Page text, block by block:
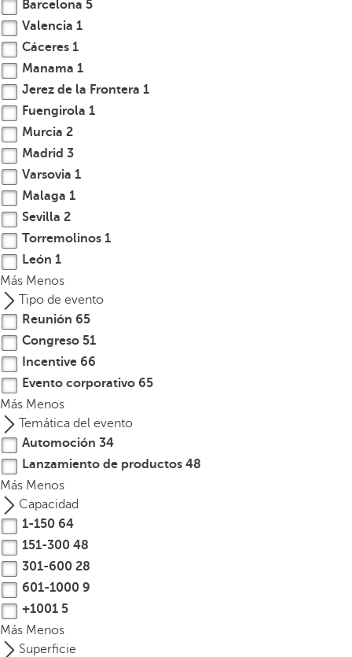
a
l
a
p
r
i
m
e
a
o
p
c
i
ó
n
.
D
e
p
u
é
s
d
e
i
n
t
r
o
u
c
Barcelona 5
Valencia 1
Cáceres 1
Manama 1
Jerez de la Frontera 1
Fuengirola 1
Murcia 2
Madrid 3
Varsovia 1
Malaga 1
Sevilla 2
Torremolinos 1
León 1
Más Menos
Tipo de evento
Reunión 65
Congreso 51
Incentive 66
Evento corporativo 65
Más Menos
Temática del evento
Automoción 34
Lanzamiento de productos 48
Más Menos
Capacidad
1-150 64
151-300 48
301-600 28
601-1000 9
+1001 5
Más Menos
Superficie